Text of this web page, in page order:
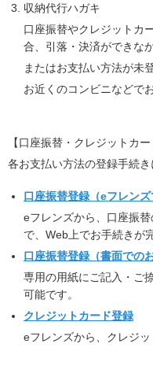
収納代行ハガキ
口座振替やクレジットカ
合、引落・決済ができな
またはお支払い方法が未
お近くのコンビニなどで
【口座振替・クレジットカ
各お支払い方法の登録手続
口座振替登録（eフレンズ
eフレンズから、口座振
で、Web上でお手続きが
口座振替登録（書面での
専用の用紙にご記入・ご
可能です。
クレジットカード登録
eフレンズから、クレジッ